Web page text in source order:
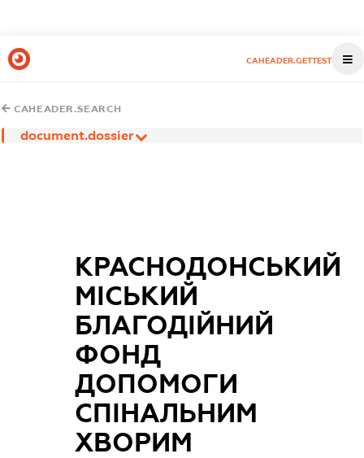
CAHEADER.GETTEST
CAHEADER.SEARCH
document.dossier
КРАСНОДОНСЬКИЙ
МІСЬКИЙ
БЛАГОДІЙНИЙ
ФОНД
ДОПОМОГИ
СПІНАЛЬНИМ
ХВОРИМ